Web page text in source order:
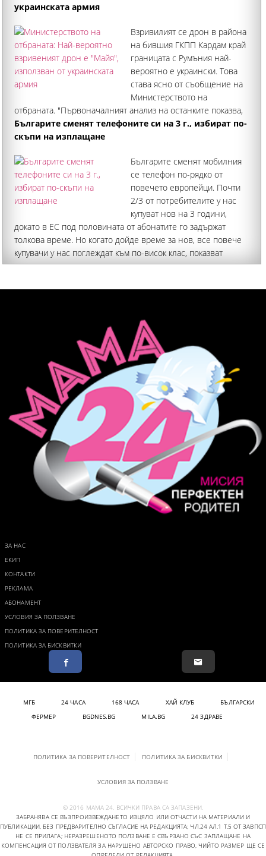
украинската армия
Взривилият се дрон в района
на бившия ГКПП Кардам край
границата с Румъния най-
вероятно е украински. Това
става ясно от съобщение на
Министерството на
отбраната. "Първоначалният анализ на останките показва,
че се касае за дрон-примамка "Майя", който се използва
широко от украинските въоръжени сили", обявиха от
Българите сменят телефоните си на 3 г., избират по-
скъпи на изплащане
Българите сменят мобилния
се телефон по-рядко от
повечето европейци. Почти
2/3 от потребителите у нас
купуват нов на 3 години,
докато в ЕС под половината от абонатите го задържат
толкова време. Но когато дойде време за нов, все повече
купувачи у нас поглеждат към по-висок клас, показват
изследвания на телекомите, лизингови и финансови
ЗА НАС
ЕКИП
КОНТАКТИ
РЕКЛАМА
АБОНАМЕНТ
УСЛОВИЯ ЗА ПОЛЗВАНЕ
ПОЛИТИКА ЗА ПОВЕРИТЕЛНОСТ
ПОЛИТИКА ЗА БИСКВИТКИ
МГБ 24 ЧАСА 168 ЧАСА ХАЙ КЛУБ
БЪЛГАРСКИ
ФЕРМЕР
BGDNES.BG MILA.BG 24 ЗДРАВЕ
ПОЛИТИКА ЗА ПОВЕРИТЕЛНОСТ ПОЛИТИКА ЗА БИСКВИТКИ
УСЛОВИЯ ЗА ПОЛЗВАНЕ
© 2016 МАМА 24. ВСИЧКИ ПРАВА СА ЗАПАЗЕНИ.
ЗАБРАНЯВА СЕ ВЪЗПРОИЗВЕЖДАНЕТО ИЗЦЯЛО ИЛИ ОТЧАСТИ НА МАТЕРИАЛИ И
ПУБЛИКАЦИИ, БЕЗ ПРЕДВАРИТЕЛНО СЪГЛАСИЕ НА РЕДАКЦИЯТА; ЧЛ.24 АЛ.1 Т.5 ОТ ЗАВПСП
НЕ СЕ ПРИЛАГА; НЕРАЗРЕШЕНОТО ПОЛЗВАНЕ Е СВЪРЗАНО СЪС ЗАПЛАЩАНЕ НА
КОМПЕНСАЦИЯ ОТ ПОЛЗВАТЕЛЯ ЗА НАРУШЕНО АВТОРСКО ПРАВО, ЧИЙТО РАЗМЕР ЩЕ СЕ